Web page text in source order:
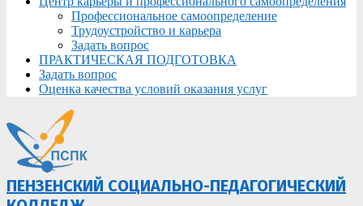
Профессиональное самоопределение
Трудоустройство и карьера
Задать вопрос
ПРАКТИЧЕСКАЯ ПОДГОТОВКА
Задать вопрос
Оценка качества условий оказания услуг
ПЕНЗЕНСКИЙ СОЦИАЛЬНО-ПЕДАГОГИЧЕСКИЙ